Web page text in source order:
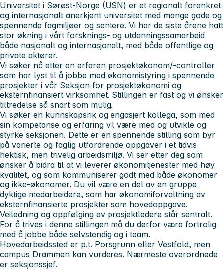
Universitet i Sørøst-Norge (USN) er et regionalt forankret
og internasjonalt anerkjent universitet med mange gode og
spennende fagmiljøer og sentere. Vi har de siste årene hatt
stor økning i vårt forsknings- og utdanningssamarbeid
både nasjonalt og internasjonalt, med både offentlige og
private aktører.
Vi søker nå etter en erfaren prosjektøkonom/-controller
som har lyst til å jobbe med økonomistyring i spennende
prosjekter i vår Seksjon for prosjektøkonomi og
eksternfinansiert virksomhet. Stillingen er fast og vi ønsker
tiltredelse så snart som mulig.
Vi søker en kunnskapsrik og engasjert kollega, som med
sin kompetanse og erfaring vil være med og utvikle og
styrke seksjonen. Dette er en spennende stilling som byr
på varierte og faglig utfordrende oppgaver i et tidvis
hektisk, men trivelig arbeidsmiljø. Vi ser etter deg som
ønsker å bidra til at vi leverer økonomitjenester med høy
kvalitet, og som kommuniserer godt med både økonomer
og ikke-økonomer. Du vil være en del av en gruppe
dyktige medarbeidere, som har økonomiforvaltning av
eksternfinansierte prosjekter som hovedoppgave.
Veiledning og oppfølging av prosjektledere står sentralt.
For å trives i denne stillingen må du derfor være fortrolig
med å jobbe både selvstendig og i team.
Hovedarbeidssted er p.t. Porsgrunn eller Vestfold, men
campus Drammen kan vurderes. Nærmeste overordnede
er seksjonssjef.